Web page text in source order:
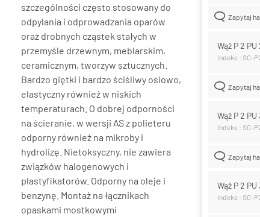
szczególności często stosowany do
odpylania i odprowadzania oparów
oraz drobnych cząstek stałych w
przemyśle drzewnym, meblarskim,
ceramicznym, tworzyw sztucznych.
Bardzo giętki i bardzo ściśliwy osiowo,
elastyczny również w niskich
temperaturach. O dobrej odporności
na ścieranie, w wersji AS z polieteru
odporny również na mikroby i
hydrolizę. Nietoksyczny, nie zawiera
związków halogenowych i
plastyfikatorów. Odporny na oleje i
benzynę. Montaż na łącznikach
opaskami mostkowymi
Zapytaj
Wąż P 2
Indeks : SC-
Zapytaj
Wąż P 2
Indeks : SC-
Zapytaj
Wąż P 2
Indeks : SC-